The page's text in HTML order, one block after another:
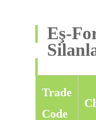
Eş-
Trade
Code